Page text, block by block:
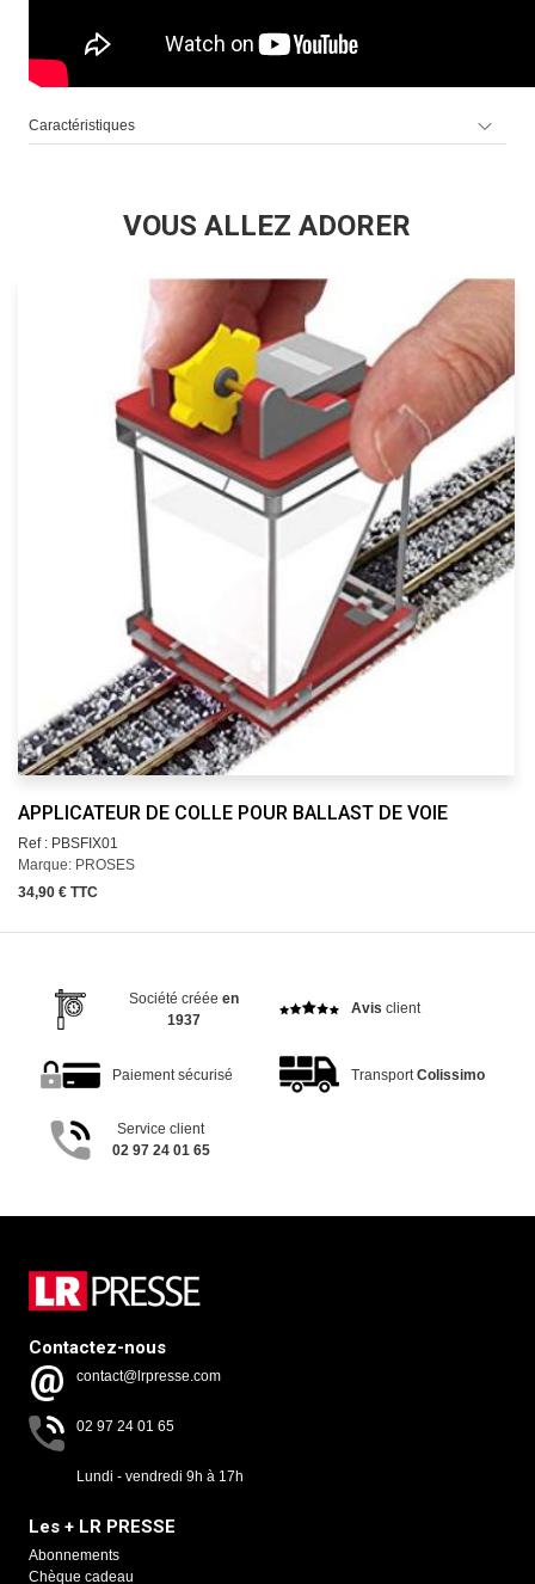
Caractéristiques
VOUS ALLEZ ADORER
APPLICATEUR DE COLLE POUR BALLAST DE VOIE
Ref : PBSFIX01
Marque: PROSES
34,90 € TTC
Société créée en
1937
Avis client
Paiement sécurisé Transport Colissimo
Service client
02 97 24 01 65
Contactez-nous
contact@lrpresse.com
02 97 24 01 65
Lundi - vendredi 9h à 17h
Les + LR PRESSE
Abonnements
Chèque cadeau